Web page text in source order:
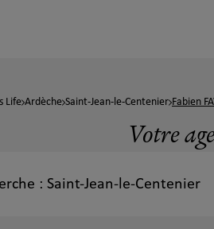
Life Ardèche Saint-Jean-le-Centenier Fabien
Votre
: Saint-Jean-le-Centenier